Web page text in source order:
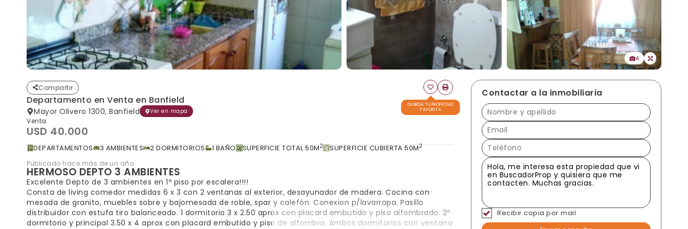
4
Compartir
GUARDÁ TU PROPIEDAD
FAVORITA
Departamento en Venta en Banfield
Mayor Olivero 1300, Banfield Ver en mapa
Venta
USD 40.000
DEPARTAMENTOS 3 AMBIENTES 2 DORMITORIOS 1 BAÑO SUPERFICIE TOTAL 50M2 SUPERFICIE CUBIERTA 50M2
Publicado hace más de un año
HERMOSO DEPTO 3 AMBIENTES
Excelente Depto de 3 ambientes en 1º piso por escalera!!!!
Consta de living comedor medidas 6 x 3 con 2 ventanas al exterior, desayunador de madera. Cocina con
mesada de granito, muebles sobre y bajomesada de roble, spar y calefón. Conexion p/lavarropa. Pasillo
distribuidor con estufa tiro balanceado. 1 dormitorio 3 x 2.50 aprox con placard embutido y piso alfombrado. 2º
dormitorio y principal 3.50 x 4 aprox con placard embutido y piso de alfombra. Ambos dormitorios con ventana
Contactar a la inmobiliaria
Recibir copia por mail